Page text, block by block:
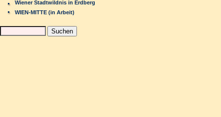
Wiener Stadtwildnis in Erdberg
WIEN-MITTE (in Arbeit)